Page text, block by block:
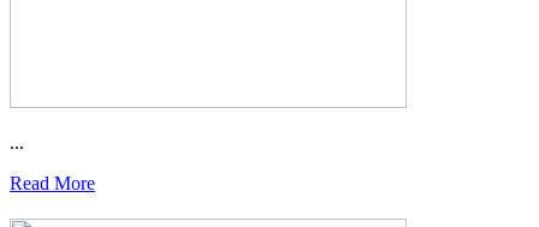
...
Read More